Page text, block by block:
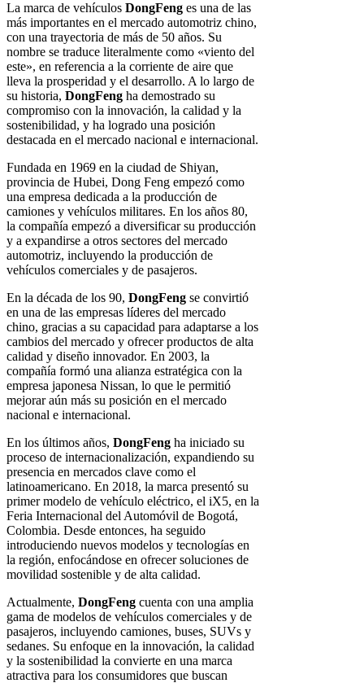
La marca de vehículos DongFeng es una de las
más importantes en el mercado automotriz chino,
con una trayectoria de más de 50 años. Su
nombre se traduce literalmente como «viento del
este», en referencia a la corriente de aire que
lleva la prosperidad y el desarrollo. A lo largo de
su historia, DongFeng ha demostrado su
compromiso con la innovación, la calidad y la
sostenibilidad, y ha logrado una posición
destacada en el mercado nacional e internacional.
Fundada en 1969 en la ciudad de Shiyan,
provincia de Hubei, Dong Feng empezó como
una empresa dedicada a la producción de
camiones y vehículos militares. En los años 80,
la compañía empezó a diversificar su producción
y a expandirse a otros sectores del mercado
automotriz, incluyendo la producción de
vehículos comerciales y de pasajeros.
En la década de los 90, DongFeng se convirtió
en una de las empresas líderes del mercado
chino, gracias a su capacidad para adaptarse a los
cambios del mercado y ofrecer productos de alta
calidad y diseño innovador. En 2003, la
compañía formó una alianza estratégica con la
empresa japonesa Nissan, lo que le permitió
mejorar aún más su posición en el mercado
nacional e internacional.
En los últimos años, DongFeng ha iniciado su
proceso de internacionalización, expandiendo su
presencia en mercados clave como el
latinoamericano. En 2018, la marca presentó su
primer modelo de vehículo eléctrico, el iX5, en la
Feria Internacional del Automóvil de Bogotá,
Colombia. Desde entonces, ha seguido
introduciendo nuevos modelos y tecnologías en
la región, enfocándose en ofrecer soluciones de
movilidad sostenible y de alta calidad.
Actualmente, DongFeng cuenta con una amplia
gama de modelos de vehículos comerciales y de
pasajeros, incluyendo camiones, buses, SUVs y
sedanes. Su enfoque en la innovación, la calidad
y la sostenibilidad la convierte en una marca
atractiva para los consumidores que buscan